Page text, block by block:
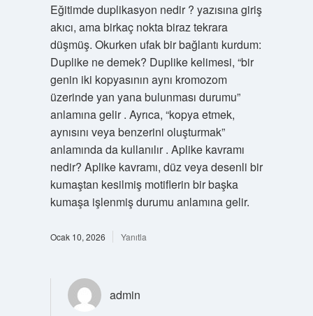
Eğitimde duplikasyon nedir ? yazısına giriş
akıcı, ama birkaç nokta biraz tekrara
düşmüş. Okurken ufak bir bağlantı kurdum:
Duplike ne demek? Duplike kelimesi, “bir
genin iki kopyasının aynı kromozom
üzerinde yan yana bulunması durumu”
anlamına gelir . Ayrıca, “kopya etmek,
aynısını veya benzerini oluşturmak”
anlamında da kullanılır . Aplike kavramı
nedir? Aplike kavramı, düz veya desenli bir
kumaştan kesilmiş motiflerin bir başka
kumaşa işlenmiş durumu anlamına gelir.
Ocak 10, 2026 Yanıtla
admin